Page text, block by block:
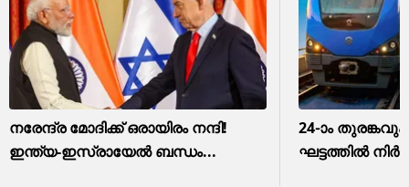
നരേന്ദ്ര മോദിക്ക് ഒരായിരം നന്ദി!
ഇന്ത്യ-ഇസ്രായേല്‍ ബന്ധം...
24-ാം
ഘട്ടത്തിൽ